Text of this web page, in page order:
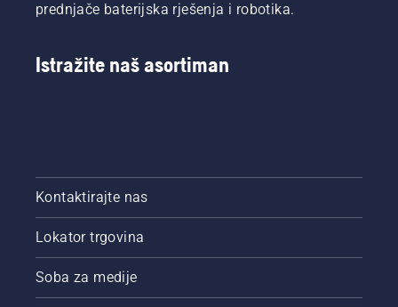
prednjače baterijska rješenja i robotika.
Istražite naš asortiman
Kontaktirajte nas
Lokator trgovina
Soba za medije